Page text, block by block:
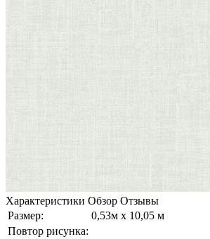
Характеристики Обзор Отзывы
Размер:
0,53м x 10,05 м
Повтор рисунка: